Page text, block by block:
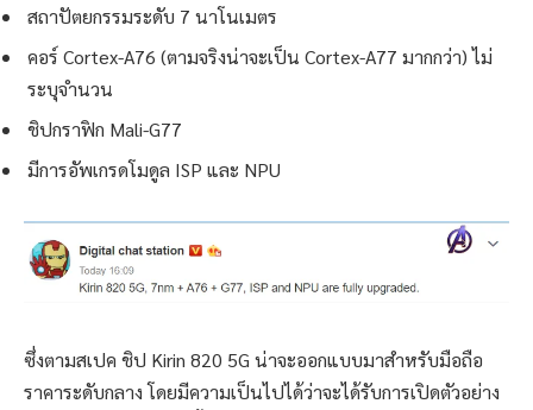
สถาปัตยกรรมระดับ 7 นาโนเมตร
คอร์ Cortex-A76 (ตามจริงน่าจะเป็น Cortex-A77 มากกว่า) ไม่
ระบุจำนวน
ชิปกราฟิก Mali-G77
มีการอัพเกรดโมดูล ISP และ NPU
ซึ่งตามสเปค ชิป Kirin 820 5G น่าจะออกแบบมาสำหรับมือถือ
ราคาระดับกลาง โดยมีความเป็นไปได้ว่าจะได้รับการเปิดตัวอย่าง